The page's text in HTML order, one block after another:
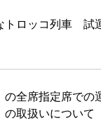
トロッコ列車 試
全席指定席での
の取扱いについて